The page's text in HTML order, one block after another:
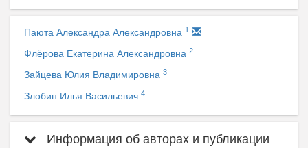
Паюта Александра Александровна 1
Флёрова Екатерина Александровна 2
Зайцева Юлия Владимировна 3
Злобин Илья Васильевич 4
Информация об авторах и публикации